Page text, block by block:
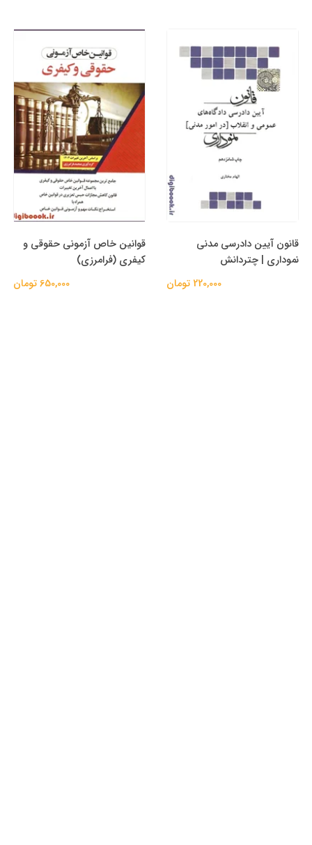
قانون آیین دادرسی مدنی
نموداری | چتردانش
220,000 تومان
قوانین خاص آزمونی حقوقی و
کیفری (فرامرزی)
650,000 تومان